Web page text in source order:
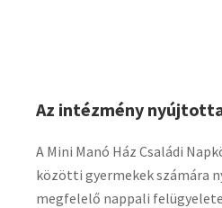
Az intézmény
A Mini Manó Ház Családi
közötti gyermekek számára
megfelelő nappali